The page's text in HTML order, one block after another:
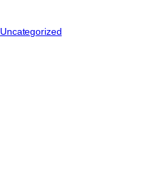
Uncategorized